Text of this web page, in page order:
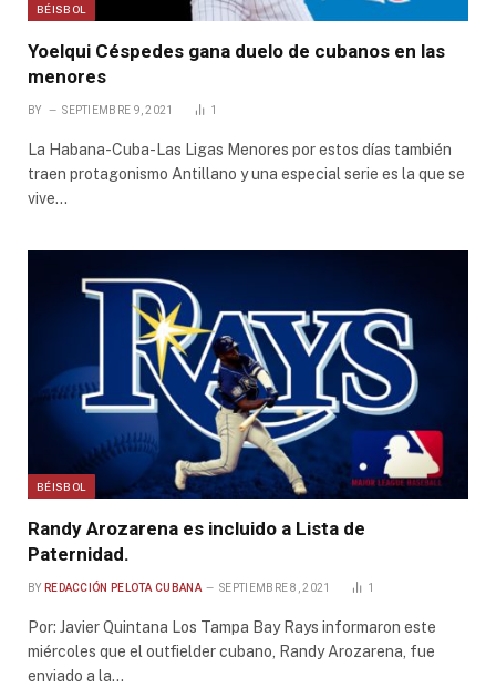
BÉISBOL
Yoelqui Céspedes gana duelo de cubanos en las
menores
BY SEPTIEMBRE 9, 2021 1
La Habana-Cuba-Las Ligas Menores por estos días también
traen protagonismo Antillano y una especial serie es la que se
vive…
BÉISBOL
Randy Arozarena es incluido a Lista de
Paternidad.
BY REDACCIÓN PELOTA CUBANA SEPTIEMBRE 8, 2021 1
Por: Javier Quintana Los Tampa Bay Rays informaron este
miércoles que el outfielder cubano, Randy Arozarena, fue
enviado a la…